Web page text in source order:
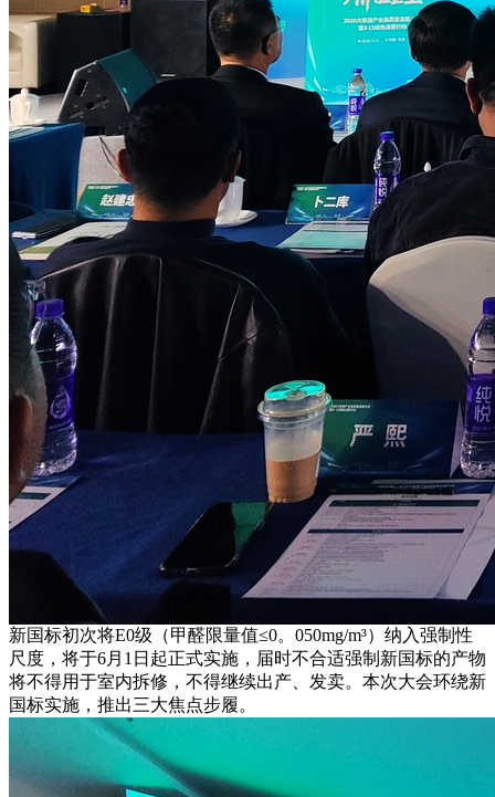
新国标初次将E0级（甲醛限量值≤0。050mg/m³）纳入强制性
尺度，将于6月1日起正式实施，届时不合适强制新国标的产物
将不得用于室内拆修，不得继续出产、发卖。本次大会环绕新
国标实施，推出三大焦点步履。